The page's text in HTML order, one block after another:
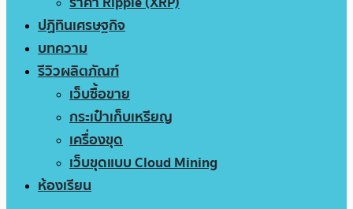
ปฏิทินเศรษฐกิจ
บทความ
รีวิวผลิตภัณฑ์
เว็บซื้อขาย
กระเป๋าเก็บเหรียญ
เครื่องขุด
เว็บขุดแบบ Cloud Mining
ห้องเรียน